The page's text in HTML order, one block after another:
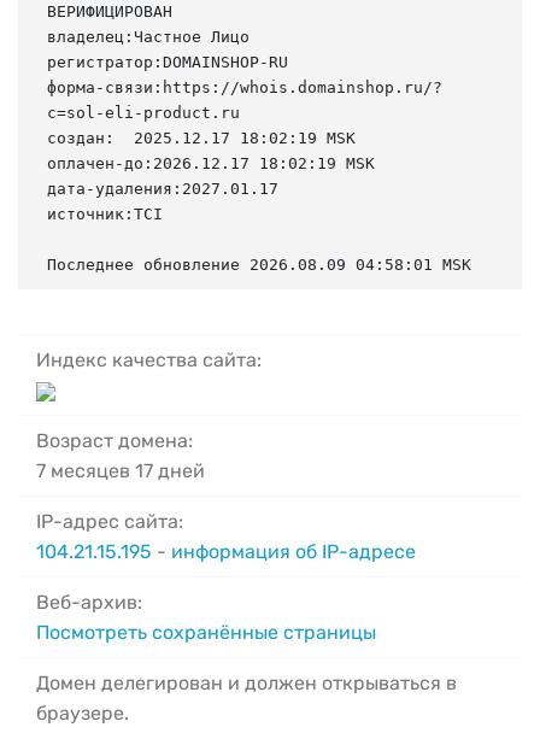
ВЕРИФИЦИРОВАН
владелец:Частное Лицо
регистратор:DOMAINSHOP-RU
форма-связи:https://whois.domainshop.ru/?
c=sol-eli-product.ru
создан:  2025.12.17 18:02:19 MSK
оплачен-до:2026.12.17 18:02:19 MSK
дата-удаления:2027.01.17
источник:TCI
Последнее обновление 2026.08.09 04:58:01 MSK
Индекс качества сайта:
Возраст домена:
7 месяцев 17 дней
IP-адрес сайта:
104.21.15.195 - информация об IP-адресе
Веб-архив:
Посмотреть сохранённые страницы
Домен делегирован и должен открываться в
браузере.